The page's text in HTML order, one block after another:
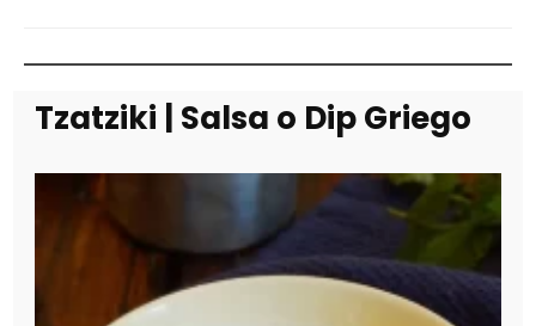
Tzatziki | Salsa o Dip Griego